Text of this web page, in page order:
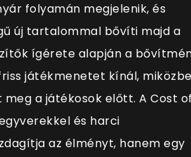
folyamán megjelenik, és
új tartalommal bővíti majd a
ígérete alapján a
játékmenetet kínál,
meg a játékosok előtt. A Cost
és harci
az élményt, hanem egy